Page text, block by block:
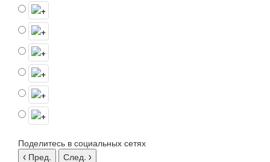
Поделитесь в социальных сетях
Пред.
След.